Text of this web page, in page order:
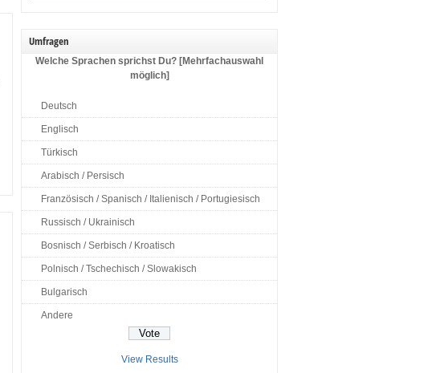
Umfragen
Welche Sprachen sprichst Du? [Mehrfachauswahl
möglich]
Deutsch
Englisch
Türkisch
Arabisch / Persisch
Französisch / Spanisch / Italienisch / Portugiesisch
Russisch / Ukrainisch
Bosnisch / Serbisch / Kroatisch
Polnisch / Tschechisch / Slowakisch
Bulgarisch
Andere
View Results